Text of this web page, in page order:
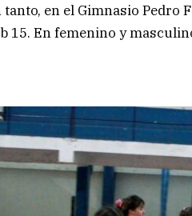
tanto, en el Gimnasio Pedro
15. En femenino y